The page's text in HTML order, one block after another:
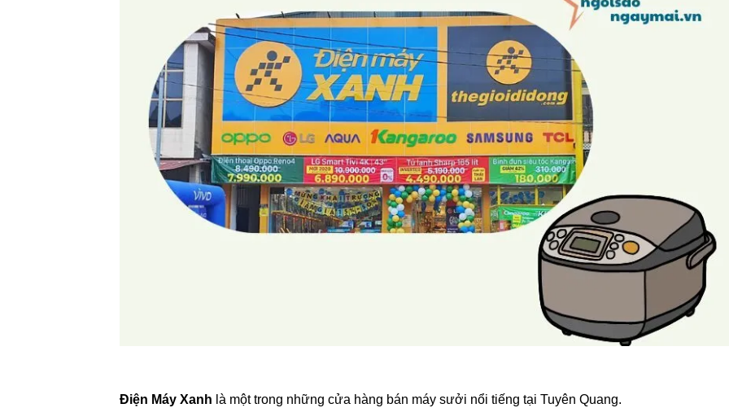
Điện Máy Xanh là một trong những cửa hàng bán máy sưởi nổi tiếng tại Tuyên Quang.